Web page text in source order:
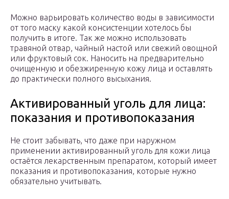
Можно варьировать количество воды в зависимости
от того маску какой консистенции хотелось бы
получить в итоге. Так же можно использовать
травяной отвар, чайный настой или свежий овощной
или фруктовый сок. Наносить на предварительно
очищенную и обезжиренную кожу лица и оставлять
до практически полного высыхания.
Активированный уголь для лица:
показания и противопоказания
Не стоит забывать, что даже при наружном
применении активированный уголь для кожи лица
остаётся лекарственным препаратом, который имеет
показания и противопоказания, которые нужно
обязательно учитывать.